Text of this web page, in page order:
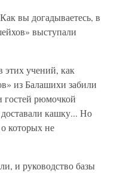
вы догадываетесь, в
выступали
этих учений, как
из Балашихи забили
гостей рюмочкой
кашку... Но
которых не
и руководство базы